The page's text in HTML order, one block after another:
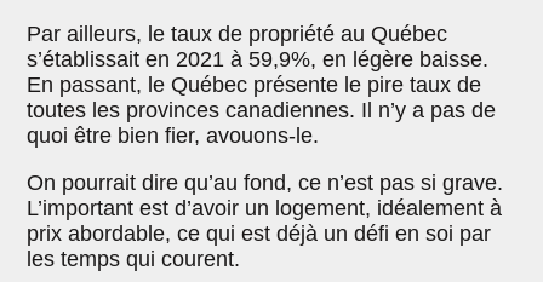
Par ailleurs, le taux de propriété au Québec
s’établissait en 2021 à 59,9%, en légère baisse.
En passant, le Québec présente le pire taux de
toutes les provinces canadiennes. Il n’y a pas de
quoi être bien fier, avouons-le.
On pourrait dire qu’au fond, ce n’est pas si grave.
L’important est d’avoir un logement, idéalement à
prix abordable, ce qui est déjà un défi en soi par
les temps qui courent.